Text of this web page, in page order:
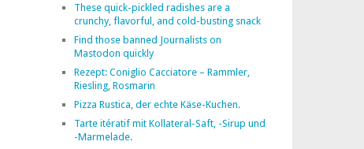
These quick-pickled radishes are a
crunchy, flavorful, and cold-busting snack
Find those banned Journalists on
Mastodon quickly
Rezept: Coniglio Cacciatore – Rammler,
Riesling, Rosmarin
Pizza Rustica, der echte Käse-Kuchen.
Tarte itératif mit Kollateral-Saft, -Sirup und
-Marmelade.